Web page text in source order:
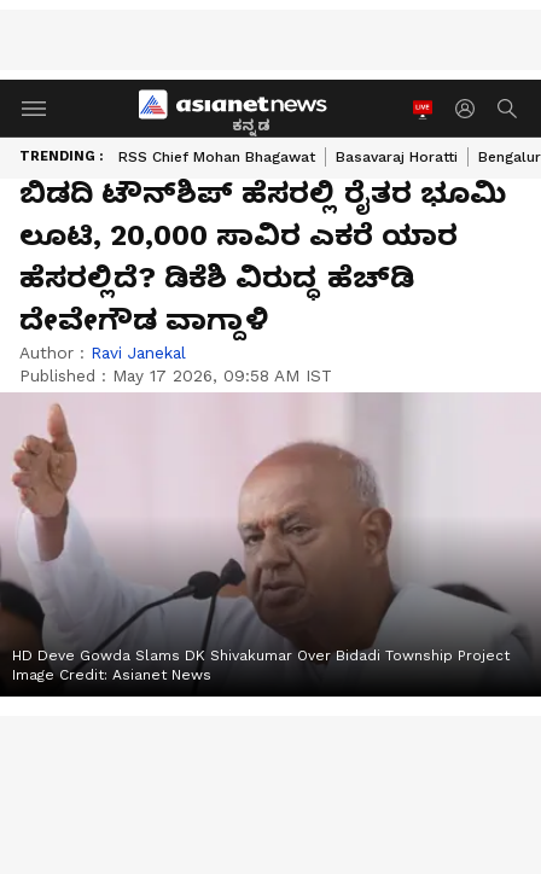
ಕನ್ನಡ
TRENDING : RSS Chief Mohan Bhagawat Basavaraj Horatti
ಬಿಡದಿ ಟೌನ್‌ಶಿಪ್ ಹೆಸರಲ್ಲಿ ರೈತರ ಭೂಮಿ
ಲೂಟಿ, 20,000 ಸಾವಿರ ಎಕರೆ ಯಾರ
ಹೆಸರಲ್ಲಿದೆ? ಡಿಕೆಶಿ ವಿರುದ್ಧ ಹೆಚ್‌ಡಿ
ದೇವೇಗೌಡ ವಾಗ್ದಾಳಿ
Author : Ravi Janekal
Published : May 17 2026, 09:58 AM IST
HD Deve Gowda Slams DK Shivakumar Over Bidadi Township Project
Image Credit: Asianet News